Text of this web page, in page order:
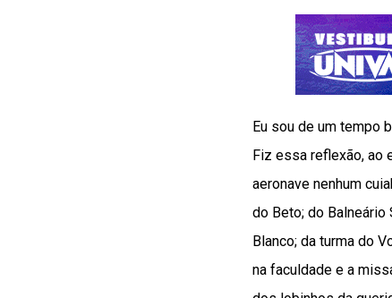
Eu sou de um tempo
Fiz essa reflexão, ao
aeronave nenhum
do Beto; do Balneário
Blanco; da turma do
na faculdade e a